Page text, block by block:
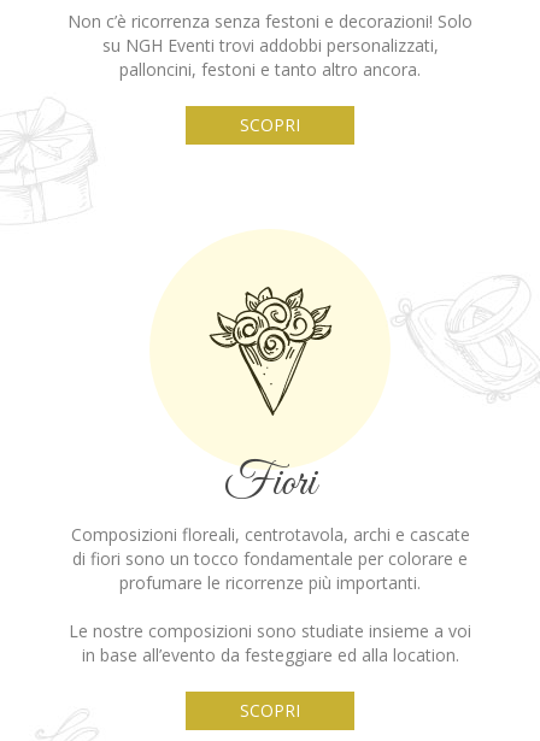
Non c’è ricorrenza senza festoni e decorazioni! Solo
su NGH Eventi trovi addobbi personalizzati,
palloncini, festoni e tanto altro ancora.
SCOPRI
Fiori
Composizioni floreali, centrotavola, archi e cascate
di fiori sono un tocco fondamentale per colorare e
profumare le ricorrenze più importanti.
Le nostre composizioni sono studiate insieme a voi
in base all’evento da festeggiare ed alla location.
SCOPRI